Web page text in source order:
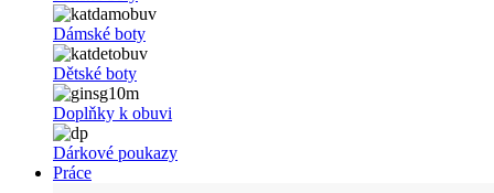
Dámské boty
Dětské boty
Doplňky k obuvi
Dárkové poukazy
Práce